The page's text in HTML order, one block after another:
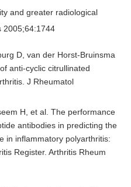
and greater radiological
2005;64:1744
D, van der Horst-Bruinsma
anti-cyclic citrullinated
J Rheumatol
H, et al. The performance
antibodies in predicting the
in inflammatory polyarthritis:
Register. Arthritis Rheum